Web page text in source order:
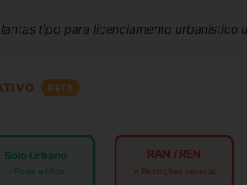
tipo para licenciamento urbanístico
BETA
Solo Urbano
✓ Pode edificar
RAN / REN
✗ Restrições severas